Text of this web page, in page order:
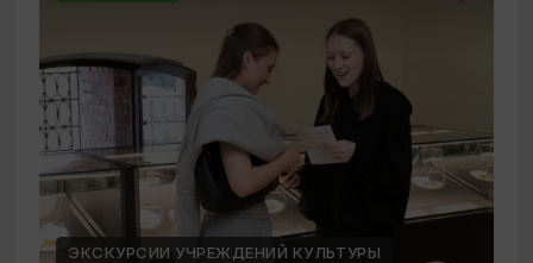
ЭКСКУРСИИ УЧРЕЖДЕНИЙ КУЛЬТУРЫ